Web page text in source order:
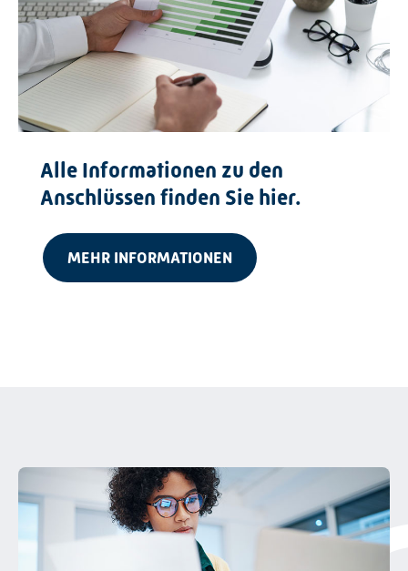
Alle Informationen zu den
Anschlüssen finden Sie hier.
MEHR INFORMATIONEN